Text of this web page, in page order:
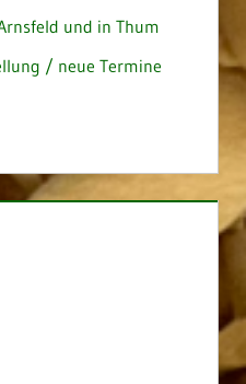
und in Thum
/ neue Termine